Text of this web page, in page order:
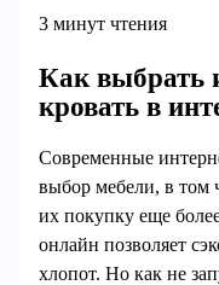
3 минут чтения
Как выбрать
кровать в
Современные
выбор мебели, в том
их покупку еще
онлайн позволяет
хлопот. Но как не